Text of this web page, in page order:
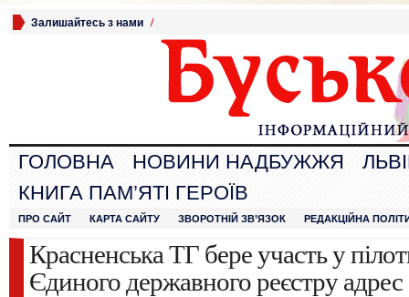
Залишайтесь з нами /
ГОЛОВНА НОВИНИ НАДБУЖЖЯ
КНИГА ПАМ’ЯТІ ГЕРОЇВ
ПРО САЙТ КАРТА САЙТУ ЗВОРОТНІЙ ЗВ’ЯЗОК РЕДАКЦІЙНА
Красненська ТГ бере участь у
Єдиного державного реєстру адрес